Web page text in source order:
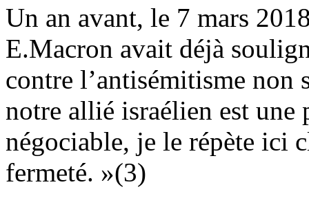
Un an avant, le 7 mars
E.Macron avait déjà
contre l’antisémitisme non
notre allié israélien est une
négociable, je le répète ici
fermeté. »(3)